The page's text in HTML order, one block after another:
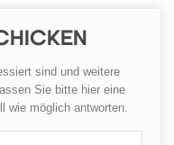
sind und weitere
Sie bitte hier eine
wie möglich antworten.